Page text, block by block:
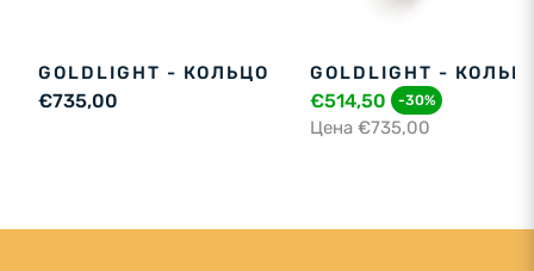
GOLDLIGHT - КОЛЬЦО
€735,00
GOLDLIGHT -
€514,50 -30%
Цена €735,00